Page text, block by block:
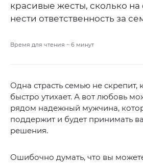
красивые жесты, сколько на
нести ответственность за
Время для чтения ~ 6 минут
Одна страсть семью не скрепит,
быстро утихает. А вот любовь
рядом надежный мужчина,
поддержит и будет принимать
решения.
Ошибочно думать, что вы